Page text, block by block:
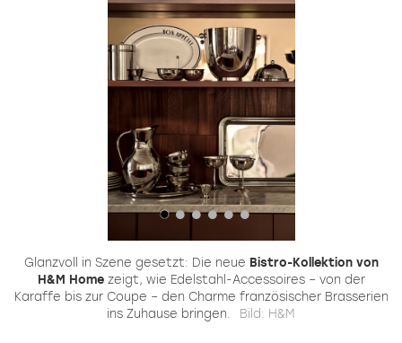
Glanzvoll in Szene gesetzt: Die neue Bistro-Kollektion von
H&M Homezeigt, wie Edelstahl-Accessoires – von der
Karaffe bis zur Coupe – den Charme französischer Brasserien
ins Zuhause bringen.
Bild: H&M